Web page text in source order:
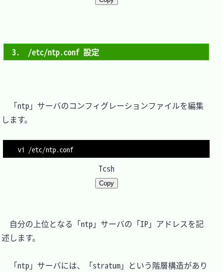
3.　/etc/ntp.conf 設定
「ntp」サーバのコンフィグレーションファイルを編集
します。
vi /etc/ntp.conf
Tcsh
Copy
自分の上位となる「ntp」サーバの「IP」アドレスを記
述します。
「ntp」サーバには、「stratum」という階層構造があり